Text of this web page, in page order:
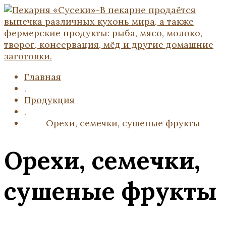
Главная
.
Продукция
.
Орехи, семечки, сушеные фрукты
Орехи, семечки,
сушеные фрукты